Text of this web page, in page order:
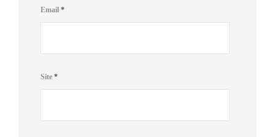
Email *
Site *